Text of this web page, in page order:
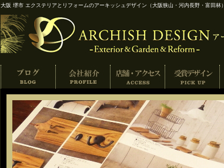
大阪 堺市 エクステリアとリフォームのアーキッシュデザイン（大阪狭山・河内長野・富田林）